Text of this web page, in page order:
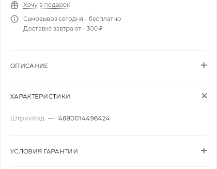
Хочу в подарок
Самовывоз сегодня - бесплатно
Доставка завтра от - 300 ₽
ОПИСАНИЕ
ХАРАКТЕРИСТИКИ
ШтрихКод — 4680014496424
УСЛОВИЯ ГАРАНТИИ